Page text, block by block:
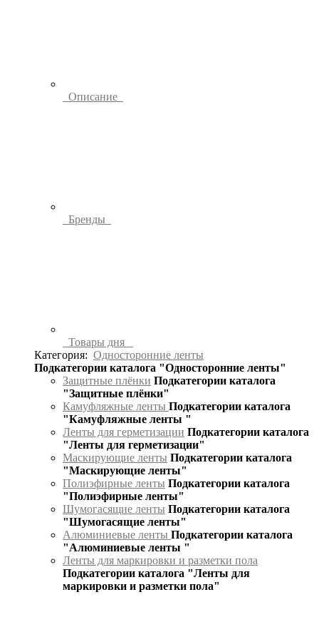
Описание
Бренды
Товары дня
Категория: Односторонние ленты
Подкатегории каталога "Односторонние ленты"
Защитные плёнки Подкатегории каталога
"Защитные плёнки"
Камуфляжные ленты Подкатегории каталога
"Камуфляжные ленты "
Ленты для герметизации Подкатегории каталога
"Ленты для герметизации"
Маскирующие ленты Подкатегории каталога
"Маскирующие ленты"
Полиэфирные ленты Подкатегории каталога
"Полиэфирные ленты"
Шумогасящие ленты Подкатегории каталога
"Шумогасящие ленты"
Алюминиевые ленты Подкатегории каталога
"Алюминиевые ленты "
Ленты для маркировки и разметки пола
Подкатегории каталога "Ленты для
маркировки и разметки пола"